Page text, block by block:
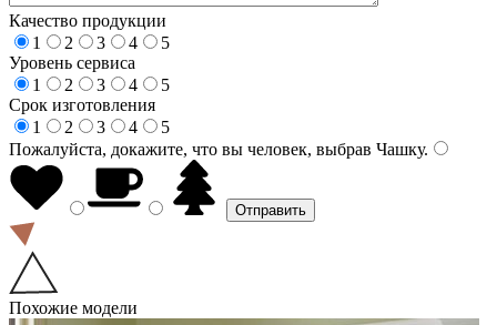
Качество продукции
1
2 3 4
5
Уровень сервиса
1
2 3 4
5
Срок изготовления
1
2 3 4
5
Пожалуйста, докажите, что вы человек, выбрав Чашку.
Похожие модели